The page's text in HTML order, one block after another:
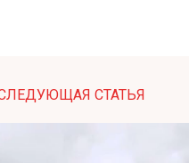
СТАТЬЯ